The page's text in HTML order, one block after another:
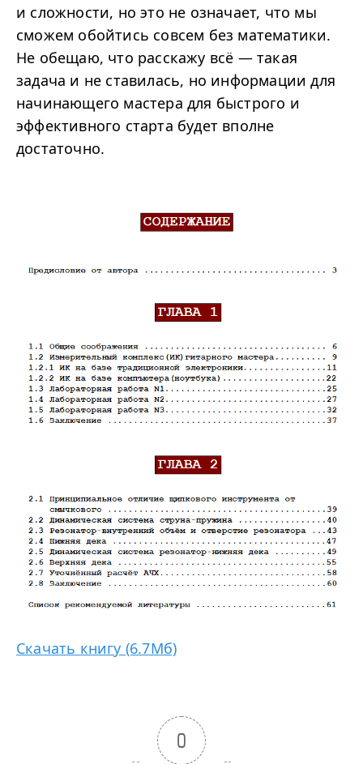
и сложности, но это не означает, что мы
сможем обойтись совсем без математики.
Не обещаю, что расскажу всё — такая
задача и не ставилась, но информации для
начинающего мастера для быстрого и
эффективного старта будет вполне
достаточно.
Скачать книгу (6.7Мб)
0